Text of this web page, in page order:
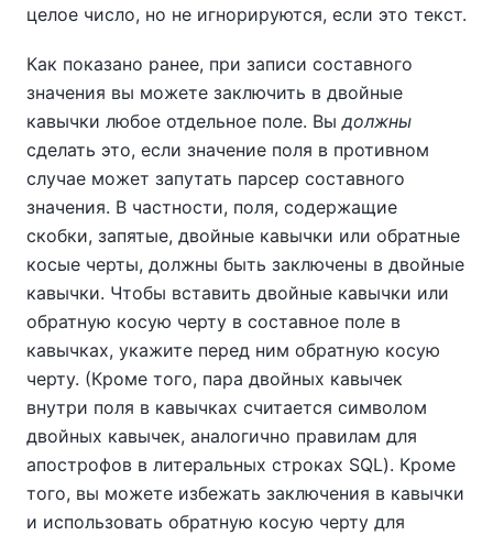
целое число, но не игнорируются, если это текст.
Как показано ранее, при записи составного
значения вы можете заключить в двойные
кавычки любое отдельное поле. Вы должны
сделать это, если значение поля в противном
случае может запутать парсер составного
значения. В частности, поля, содержащие
скобки, запятые, двойные кавычки или обратные
косые черты, должны быть заключены в двойные
кавычки. Чтобы вставить двойные кавычки или
обратную косую черту в составное поле в
кавычках, укажите перед ним обратную косую
черту. (Кроме того, пара двойных кавычек
внутри поля в кавычках считается символом
двойных кавычек, аналогично правилам для
апострофов в литеральных строках SQL). Кроме
того, вы можете избежать заключения в кавычки
и использовать обратную косую черту для